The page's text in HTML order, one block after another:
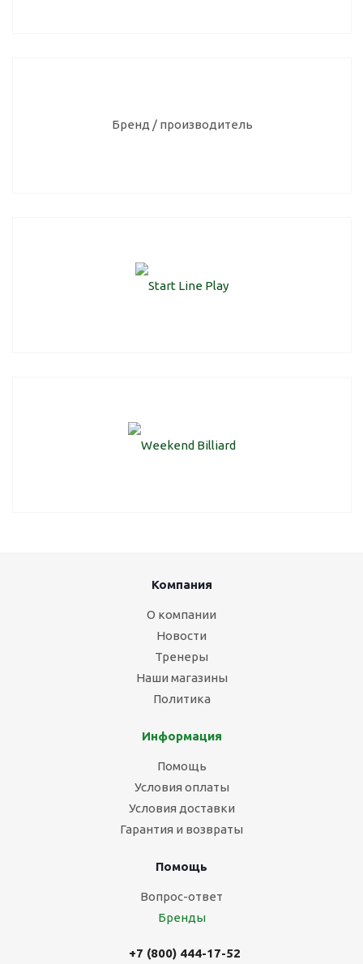
Бренд / производитель
Компания
О компании
Новости
Тренеры
Наши магазины
Политика
Информация
Помощь
Условия оплаты
Условия доставки
Гарантия и возвраты
Помощь
Вопрос-ответ
Бренды
+7 (800) 444-17-52